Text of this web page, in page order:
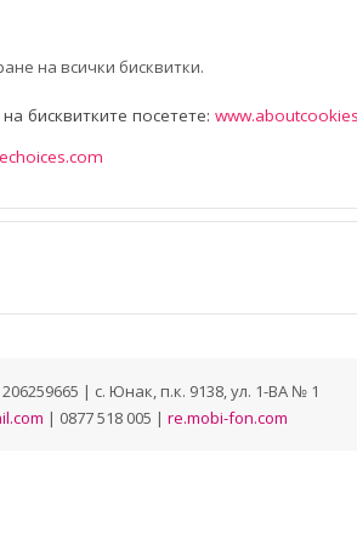
на всички бисквитки.
бисквитките посетете:
| с. Юнак, п.к. 9138, ул. 1-ВА № 1
| 0877 518 005 | re.mobi-fon.com